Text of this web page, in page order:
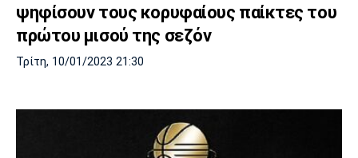
ψηφίσουν τους κορυφαίους παίκτες του
πρώτου μισού της σεζόν
Τρίτη, 10/01/2023 21:30